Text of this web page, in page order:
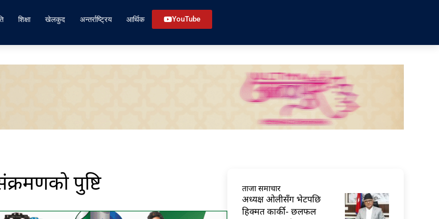
शिक्षा खेलकुद अन्तर्राष्ट्रिय आर्थिक YouTube
पुष्टि ताजा समाचार
अध्यक्ष ओलीसँग भेटपछि
हिक्मत कार्की- छलफल